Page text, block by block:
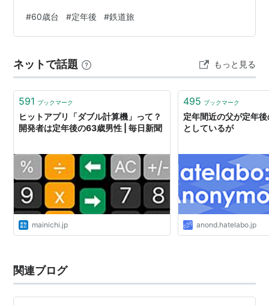
かった観光名所でも何分か停車してくれます、また途中
景色の良いところは徐行もしてくれて、至れり尽くせり
海岸 ４日目は津軽鉄道に乗ります、ここは冬のストーブ
列車が有名ですが、この時期なので、当然走ってませ
ん。津軽鉄道自体はかなり昔に乗ったけど…
#60歳台 #定年後 #鉄道旅
ネットで話題 もっと見る
591 ブックマーク
ヒットアプリ「ダブル計算機」って？
開発者は定年後の63歳男性 | 毎日新聞
mainichi.jp
495 ブックマーク
定年間近の父が定年
としているが
anond.hatelabo.jp
関連ブログ